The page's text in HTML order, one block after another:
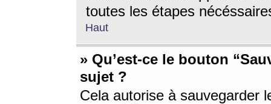
toutes les étapes
Haut
» Qu’est-ce le bouton
sujet ?
Cela autorise à sauvegarder